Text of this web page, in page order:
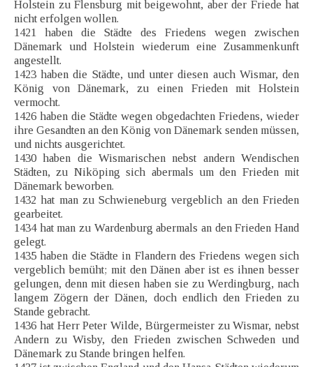
Holstein zu Flensburg mit beigewohnt, aber der Friede hat
nicht erfolgen wollen.
1421 haben die Städte des Friedens wegen zwischen
Dänemark und Holstein wiederum eine Zusammenkunft
angestellt.
1423 haben die Städte, und unter diesen auch Wismar, den
König von Dänemark, zu einen Frieden mit Holstein
vermocht.
1426 haben die Städte wegen obgedachten Friedens, wieder
ihre Gesandten an den König von Dänemark senden müssen,
und nichts ausgerichtet.
1430 haben die Wismarischen nebst andern Wendischen
Städten, zu Niköping sich abermals um den Frieden mit
Dänemark beworben.
1432 hat man zu Schwieneburg vergeblich an den Frieden
gearbeitet.
1434 hat man zu Wardenburg abermals an den Frieden Hand
gelegt.
1435 haben die Städte in Flandern des Friedens wegen sich
vergeblich bemüht; mit den Dänen aber ist es ihnen besser
gelungen, denn mit diesen haben sie zu Werdingburg, nach
langem Zögern der Dänen, doch endlich den Frieden zu
Stande gebracht.
1436 hat Herr Peter Wilde, Bürgermeister zu Wismar, nebst
Andern zu Wisby, den Frieden zwischen Schweden und
Dänemark zu Stande bringen helfen.